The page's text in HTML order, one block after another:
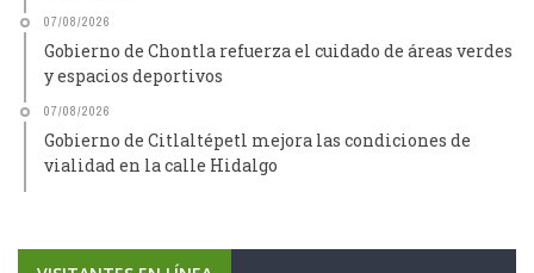
07/08/2026
Gobierno de Chontla refuerza el cuidado de áreas verdes
y espacios deportivos
07/08/2026
Gobierno de Citlaltépetl mejora las condiciones de
vialidad en la calle Hidalgo